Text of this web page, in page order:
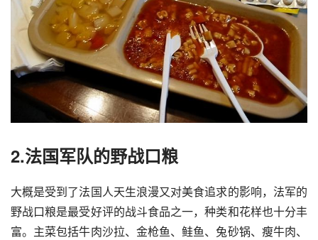
2.法国军队的野战口粮
大概是受到了法国人天生浪漫又对美食追求的影响，法军的
野战口粮是最受好评的战斗食品之一，种类和花样也十分丰
富。主菜包括牛肉沙拉、金枪鱼、鲑鱼、兔砂锅、瘦牛肉、